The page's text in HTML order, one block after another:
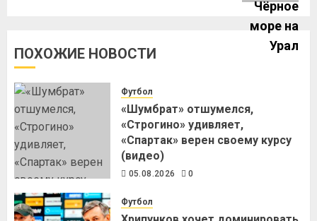
ПОХОЖИЕ НОВОСТИ
Футбол
«Шумбрат» отшумелся,
«Строгино» удивляет,
«Спартак» верен своему курсу
(видео)
05.08.2026 0
Футбол